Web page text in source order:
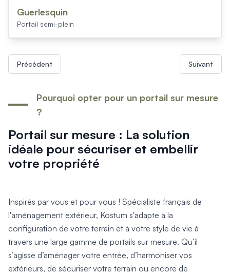
Guerlesquin
Portail semi-plein
Précédent Suivant
Portail sur mesure : La solution
idéale pour sécuriser et embellir
votre propriété
Pourquoi opter pour un portail sur mesure
?
Inspirés par vous et pour vous ! Spécialiste français de
l'aménagement extérieur, Kostum s'adapte à la
configuration de votre terrain et à votre style de vie à
travers une large gamme de portails sur mesure. Qu’il
s’agisse d’aménager votre entrée, d’harmoniser vos
extérieurs, de sécuriser votre terrain ou encore de